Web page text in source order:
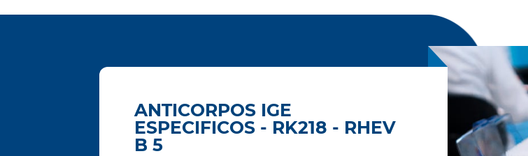
ANTICORPOS IGE
ESPECIFICOS - RK218 - RHEV
B 5